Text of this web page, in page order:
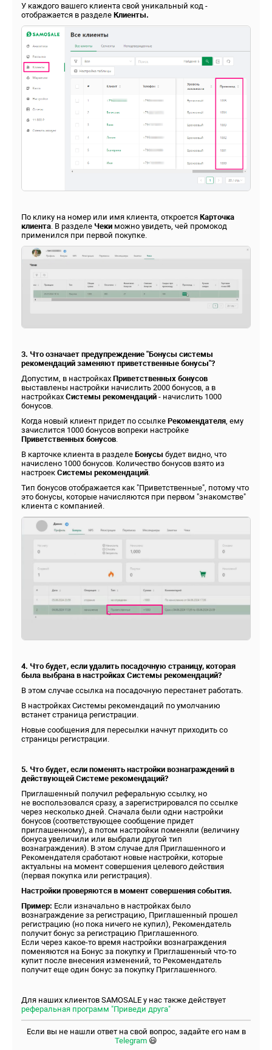
У каждого вашего клиента свой уникальный код -
отображается в разделе Клиенты.
По клику на номер или имя клиента, откроется Карточка
клиента . В разделе Чеки можно увидеть, чей промокод
применился при первой покупке.
3. Что означает предупреждение "Бонусы системы
рекомендаций заменяют приветственные бонусы"?
Допустим, в настройках Приветственных бонусов
выставлены настройки начислить 2000 бонусов, а в
настройках Системы рекомендаций - начислить 1000
бонусов.
Когда новый клиент придет по ссылке Рекомендателя , ему
зачислится 1000 бонусов вопреки настройке
Приветственных бонусов
В карточке клиента в разделе Бонусы будет видно, что
начислено 1000 бонусов. Количество бонусов взято из
настроек Системы рекомендаций
Тип бонусов отображается как "Приветственные", потому что
это бонусы, которые начисляются при первом "знакомстве"
клиента с компанией.
4. Что будет, если удалить посадочную страницу, которая
была выбрана в настройках Системы рекомендаций?
В этом случае ссылка на посадочную перестанет работать.
В настройках Системы рекомендаций по умолчанию
встанет страница регистрации.
Новые сообщения для пересылки начнут приходить со
страницы регистрации.
5. Что будет, если поменять настройки вознаграждений в
действующей Системе рекомендаций?
Приглашенный получил реферальную ссылку, но
не воспользовался сразу, а зарегистрировался по ссылке
через несколько дней. Сначала были одни настройки
бонусов (соответствующее сообщение придет
приглашенному), а потом настройки поменяли (величину
бонуса увеличили или выбрали другой тип
вознаграждения). В этом случае для Приглашенного и
Рекомендателя сработают новые настройки, которые
актуальны на момент совершения целевого действия
(первая покупка или регистрация).
Настройки проверяются в момент совершения события.
Пример: Если изначально в настройках было
вознаграждение за регистрацию, Приглашенный прошел
регистрацию (но пока ничего не купил), Рекомендатель
получит бонус за регистрацию Приглашенного.
Если через какое-то время настройки вознаграждения
поменяются на Бонус за покупку и Приглашенный что-то
купит после внесения изменений, то Рекомендатель
получит еще один бонус за покупку Приглашенного.
Для наших клиентов SAMOSALE у нас также действует
реферальная программ "Приведи друга"
Если вы не нашли ответ на свой вопрос, задайте его нам в
Telegram 😃